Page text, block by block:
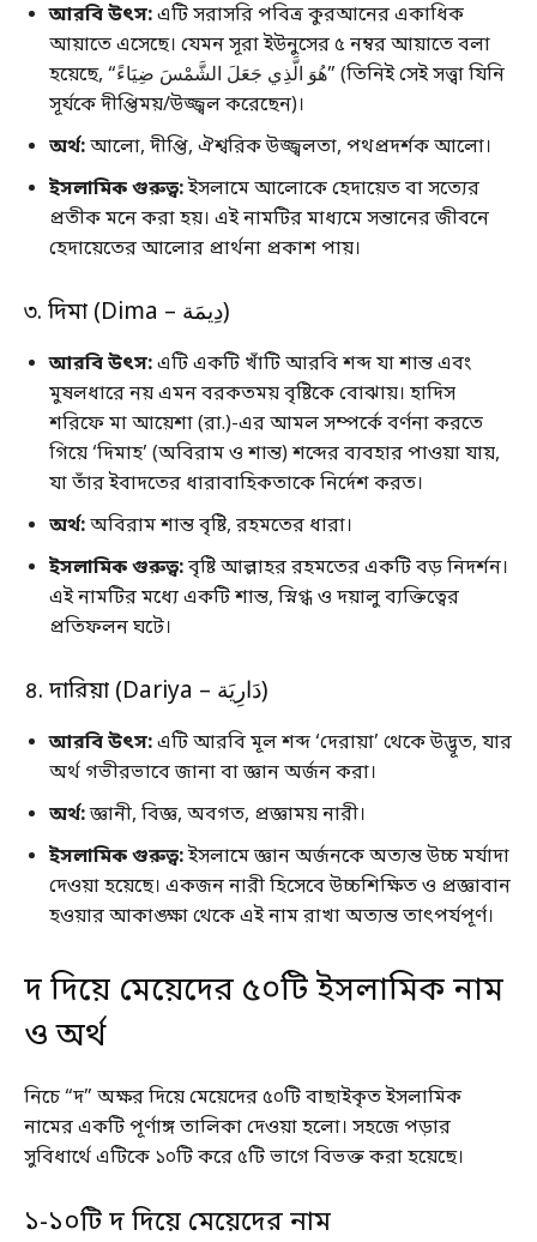
আরবি উৎস:এটি সরাসরি পবিত্র কুরআনের একাধিক
আয়াতে এসেছে। যেমন সূরা ইউনুসের ৫ নম্বর আয়াতে বলা
হয়েছে, “هُوَ الَّذِي جَعَلَ الشَّمْسَ ضِيَاءً” (তিনিই সেই সত্ত্বা যিনি
সূর্যকে দীপ্তিময়/উজ্জ্বল করেছেন)।
অর্থ:আলো, দীপ্তি, ঐশ্বরিক উজ্জ্বলতা, পথপ্রদর্শক আলো।
ইসলামিক গুরুত্ব:ইসলামে আলোকে হেদায়েত বা সত্যের
প্রতীক মনে করা হয়। এই নামটির মাধ্যমে সন্তানের জীবনে
হেদায়েতের আলোর প্রার্থনা প্রকাশ পায়।
৩. দিমা (Dima – دِيمَة)
আরবি উৎস:এটি একটি খাঁটি আরবি শব্দ যা শান্ত এবং
মুষলধারে নয় এমন বরকতময় বৃষ্টিকে বোঝায়। হাদিস
শরিফে মা আয়েশা (রা.)-এর আমল সম্পর্কে বর্ণনা করতে
গিয়ে ‘দিমাহ’ (অবিরাম ও শান্ত) শব্দের ব্যবহার পাওয়া যায়,
যা তাঁর ইবাদতের ধারাবাহিকতাকে নির্দেশ করত।
অর্থ:অবিরাম শান্ত বৃষ্টি, রহমতের ধারা।
ইসলামিক গুরুত্ব:বৃষ্টি আল্লাহর রহমতের একটি বড় নিদর্শন।
এই নামটির মধ্যে একটি শান্ত, স্নিগ্ধ ও দয়ালু ব্যক্তিত্বের
প্রতিফলন ঘটে।
৪. দারিয়া (Dariya – دَارِيَة)
আরবি উৎস:এটি আরবি মূল শব্দ ‘দেরায়া’ থেকে উদ্ভূত, যার
অর্থ গভীরভাবে জানা বা জ্ঞান অর্জন করা।
অর্থ:জ্ঞানী, বিজ্ঞ, অবগত, প্রজ্ঞাময় নারী।
ইসলামিক গুরুত্ব:ইসলামে জ্ঞান অর্জনকে অত্যন্ত উচ্চ মর্যাদা
দেওয়া হয়েছে। একজন নারী হিসেবে উচ্চশিক্ষিত ও প্রজ্ঞাবান
হওয়ার আকাঙ্ক্ষা থেকে এই নাম রাখা অত্যন্ত তাৎপর্যপূর্ণ।
দ দিয়ে মেয়েদের ৫০টি ইসলামিক নাম
ও অর্থ
নিচে “দ” অক্ষর দিয়ে মেয়েদের ৫০টি বাছাইকৃত ইসলামিক
নামের একটি পূর্ণাঙ্গ তালিকা দেওয়া হলো। সহজে পড়ার
সুবিধার্থে এটিকে ১০টি করে ৫টি ভাগে বিভক্ত করা হয়েছে।
১-১০টি দ দিয়ে মেয়েদের নাম